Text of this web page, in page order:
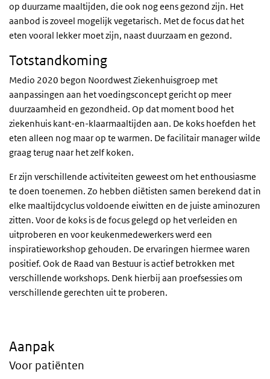
op duurzame maaltijden, die ook nog eens gezond zijn. Het
aanbod is zoveel mogelijk vegetarisch. Met de focus dat het
eten vooral lekker moet zijn, naast duurzaam en gezond.
Totstandkoming
Medio 2020 begon Noordwest Ziekenhuisgroep met
aanpassingen aan het voedingsconcept gericht op meer
duurzaamheid en gezondheid. Op dat moment bood het
ziekenhuis kant-en-klaarmaaltijden aan. De koks hoefden het
eten alleen nog maar op te warmen. De facilitair manager wilde
graag terug naar het zelf koken.
Er zijn verschillende activiteiten geweest om het enthousiasme
te doen toenemen. Zo hebben diëtisten samen berekend dat in
elke maaltijdcyclus voldoende eiwitten en de juiste aminozuren
zitten. Voor de koks is de focus gelegd op het verleiden en
uitproberen en voor keukenmedewerkers werd een
inspiratieworkshop gehouden. De ervaringen hiermee waren
positief. Ook de Raad van Bestuur is actief betrokken met
verschillende workshops. Denk hierbij aan proefsessies om
verschillende gerechten uit te proberen.
Aanpak
Voor patiënten